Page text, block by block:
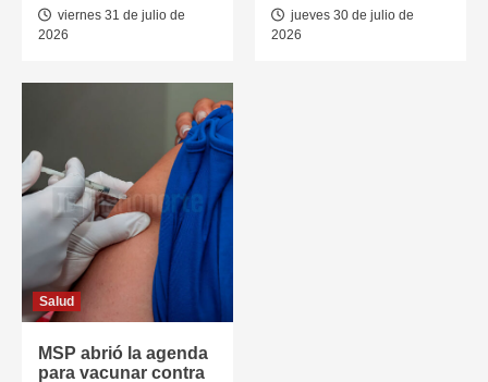
viernes 31 de julio de
2026
jueves 30 de julio de
2026
Salud
MSP abrió la agenda
para vacunar contra